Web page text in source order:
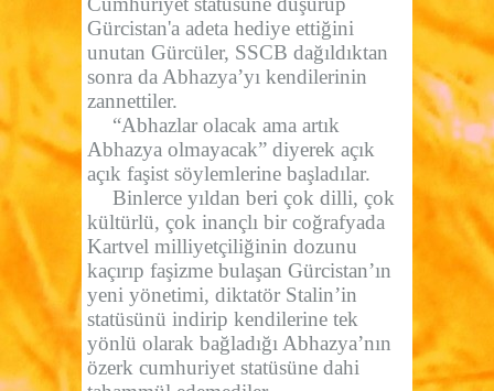
Gürcistan'a adeta hediye ettiğini
unutan Gürcüler, SSCB dağıldıktan
sonra da Abhazya’yı kendilerinin
zannettiler.
“Abhazlar olacak ama artık
Abhazya olmayacak” diyerek açık
açık faşist söylemlerine başladılar.
Binlerce yıldan beri çok dilli, çok
kültürlü, çok inançlı bir coğrafyada
Kartvel milliyetçiliğinin dozunu
kaçırıp faşizme bulaşan Gürcistan’ın
yeni yönetimi, diktatör Stalin’in
statüsünü indirip kendilerine tek
yönlü olarak bağladığı Abhazya’nın
özerk cumhuriyet statüsüne dahi